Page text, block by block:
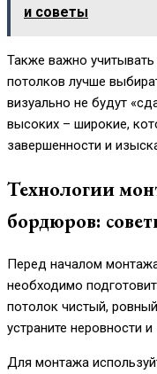
и советы
Также важно
потолков лучше
визуально не будут
высоких – широкие,
завершенности и
Технологии
бордюров:
Перед началом
необходимо
потолок чистый,
устраните неровности
Для монтажа